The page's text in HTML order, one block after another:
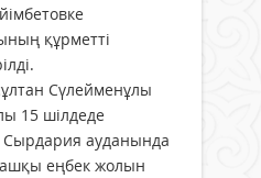
құрметті
Сүлейменұлы
15 шілдеде
ауданында
еңбек жолын